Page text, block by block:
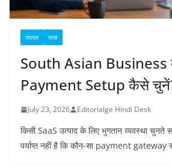
व्यापार सास
South Asian Business
Payment Setup कैसे
July 23, 2026 Editorialge Hindi Desk
किसी SaaS उत्पाद के लिए भुगतान व्यवस्था
पर्याप्त नहीं है कि कौन-सा payment gateway